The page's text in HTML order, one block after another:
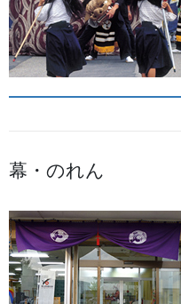
よもやま話
お祭備品と豆知識
お祭用品・品目
獅子舞・衣裳・別仕立・小物
幕・のれん